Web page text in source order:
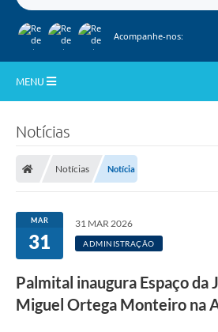
Acompanhe-nos:
MENU
Departamentos
Câmara Municipal
Contato
Notícias
Notícias Notícia
MAR
31
31 MAR 2026
ADMINISTRAÇÃO
Palmital inaugura Espaço da
Miguel Ortega Monteiro na